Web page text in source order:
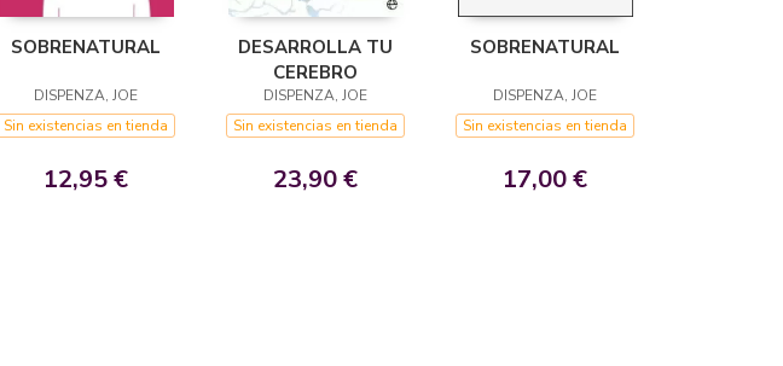
SOBRENATURAL
DISPENZA, JOE
Sin existencias en tienda
12,95 €
DESARROLLA TU
CEREBRO
DISPENZA, JOE
Sin existencias en tienda
23,90 €
SOBRENATURAL
DISPENZA, JOE
Sin existencias en tienda
17,00 €